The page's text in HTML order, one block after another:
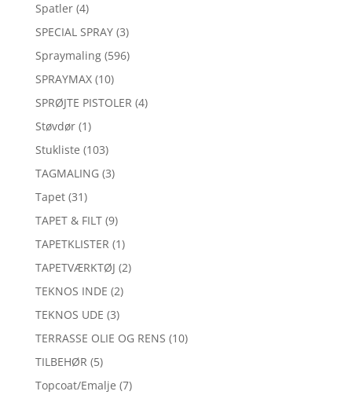
Spatler (4)
SPECIAL SPRAY (3)
Spraymaling (596)
SPRAYMAX (10)
SPRØJTE PISTOLER (4)
Støvdør (1)
Stukliste (103)
TAGMALING (3)
Tapet (31)
TAPET & FILT (9)
TAPETKLISTER (1)
TAPETVÆRKTØJ (2)
TEKNOS INDE (2)
TEKNOS UDE (3)
TERRASSE OLIE OG RENS (10)
TILBEHØR (5)
Topcoat/Emalje (7)